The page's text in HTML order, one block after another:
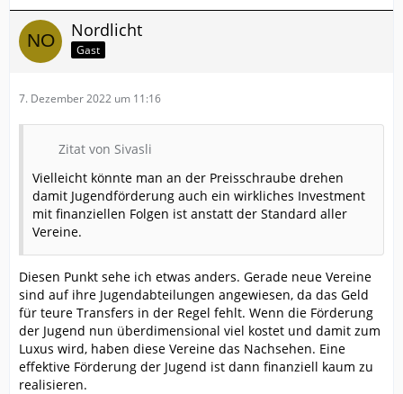
Nordlicht
Gast
7. Dezember 2022 um 11:16
Zitat von Sivasli
Vielleicht könnte man an der Preisschraube drehen
damit Jugendförderung auch ein wirkliches Investment
mit finanziellen Folgen ist anstatt der Standard aller
Vereine.
Diesen Punkt sehe ich etwas anders. Gerade neue Vereine
sind auf ihre Jugendabteilungen angewiesen, da das Geld
für teure Transfers in der Regel fehlt. Wenn die Förderung
der Jugend nun überdimensional viel kostet und damit zum
Luxus wird, haben diese Vereine das Nachsehen. Eine
effektive Förderung der Jugend ist dann finanziell kaum zu
realisieren.